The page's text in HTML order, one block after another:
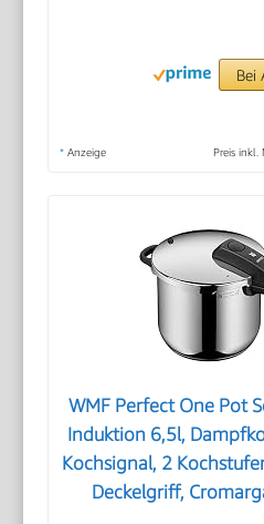
Bei
* Anzeige Preis inkl.
WMF Perfect One Pot
Induktion 6,5l,
Kochsignal, 2
Deckelgriff,